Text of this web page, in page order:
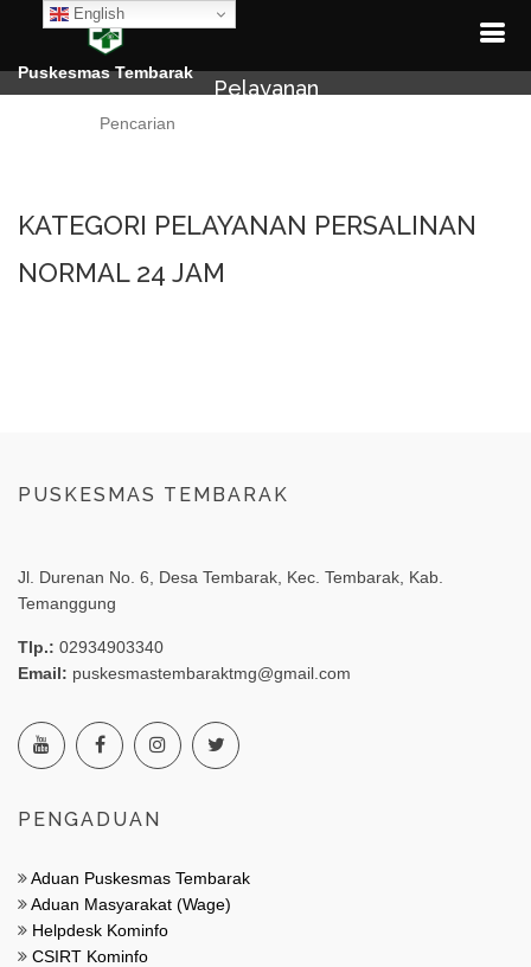
English
Puskesmas Tembarak
Pelayanan
KATEGORI PELAYANAN PERSALINAN
NORMAL 24 JAM
PUSKESMAS TEMBARAK
Jl. Durenan No. 6, Desa Tembarak, Kec. Tembarak, Kab.
Temanggung
Tlp.: 02934903340
Email: puskesmastembaraktmg@gmail.com
PENGADUAN
Aduan Puskesmas Tembarak
Aduan Masyarakat (Wage)
Helpdesk Kominfo
CSIRT Kominfo